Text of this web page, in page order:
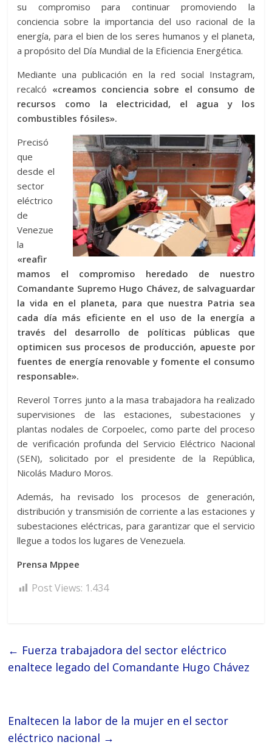
su compromiso para continuar promoviendo la
conciencia sobre la importancia del uso racional de la
energía, para el bien de los seres humanos y el planeta,
a propósito del Día Mundial de la Eficiencia Energética.
Mediante una publicación en la red social Instagram,
recalcó «creamos conciencia sobre el consumo de
recursos como la electricidad, el agua y los
combustibles fósiles».
Precisó
que
desde el
sector
eléctrico
de
Venezue
la
«reafir
mamos el compromiso heredado de nuestro
Comandante Supremo Hugo Chávez, de salvaguardar
la vida en el planeta, para que nuestra Patria sea
cada día más eficiente en el uso de la energía a
través del desarrollo de políticas públicas que
optimicen sus procesos de producción, apueste por
fuentes de energía renovable y fomente el consumo
responsable».
Reverol Torres junto a la masa trabajadora ha realizado
supervisiones de las estaciones, subestaciones y
plantas nodales de Corpoelec, como parte del proceso
de verificación profunda del Servicio Eléctrico Nacional
(SEN), solicitado por el presidente de la República,
Nicolás Maduro Moros.
Además, ha revisado los procesos de generación,
distribución y transmisión de corriente a las estaciones y
subestaciones eléctricas, para garantizar que el servicio
llegue a todos los lugares de Venezuela.
Prensa Mppee
Post Views: 1.434
← Fuerza trabajadora del sector eléctrico
enaltece legado del Comandante Hugo Chávez
Enaltecen la labor de la mujer en el sector
eléctrico nacional →